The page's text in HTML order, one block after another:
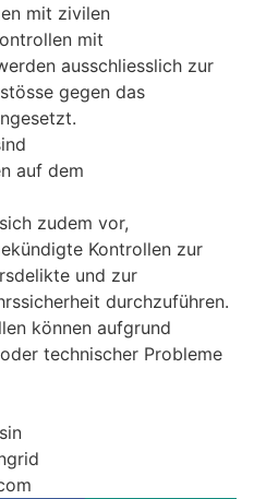
mit zivilen
mit
ausschliesslich zur
gegen das
auf dem
zudem vor,
Kontrollen zur
und zur
durchzuführen.
können aufgrund
technischer Probleme